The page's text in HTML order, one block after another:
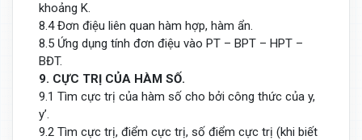
khoảng K.
8.4 Đơn điệu liên quan hàm hợp, hàm ẩn.
8.5 Ứng dụng tính đơn điệu vào PT – BPT – HPT –
BĐT.
9. CỰC TRỊ CỦA HÀM SỐ.
9.1 Tìm cực trị của hàm số cho bởi công thức của y,
y’.
9.2 Tìm cực trị, điểm cực trị, số điểm cực trị (khi biết